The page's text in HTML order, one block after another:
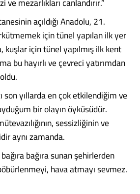
açıldığı Anadolu, 21.
için tünel yapılan ilk yer
kuşlar için tünel yapılmış ilk kent
bu hayırlı ve çevreci yatırımdan
son yıllarda en çok etkilendiğim ve
bir olayın öyküsüdür.
sessizliğinin ve
aynı zamanda.
bağıra sunan şehirlerden
hava atmayı sevmez.